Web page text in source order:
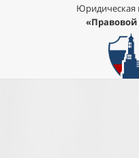
Юридическая
«Правовой